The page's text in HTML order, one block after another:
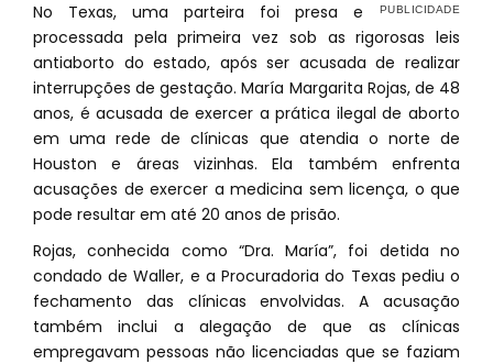
No Texas, uma parteira foi presa e
processada pela primeira vez sob as rigorosas leis
antiaborto do estado, após ser acusada de realizar
interrupções de gestação. María Margarita Rojas, de 48
anos, é acusada de exercer a prática ilegal de aborto
em uma rede de clínicas que atendia o norte de
Houston e áreas vizinhas. Ela também enfrenta
acusações de exercer a medicina sem licença, o que
pode resultar em até 20 anos de prisão.
Rojas, conhecida como “Dra. María”, foi detida no
condado de Waller, e a Procuradoria do Texas pediu o
fechamento das clínicas envolvidas. A acusação
também inclui a alegação de que as clínicas
empregavam pessoas não licenciadas que se faziam